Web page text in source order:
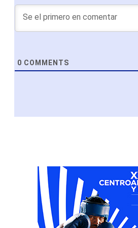
0 COMMENTS